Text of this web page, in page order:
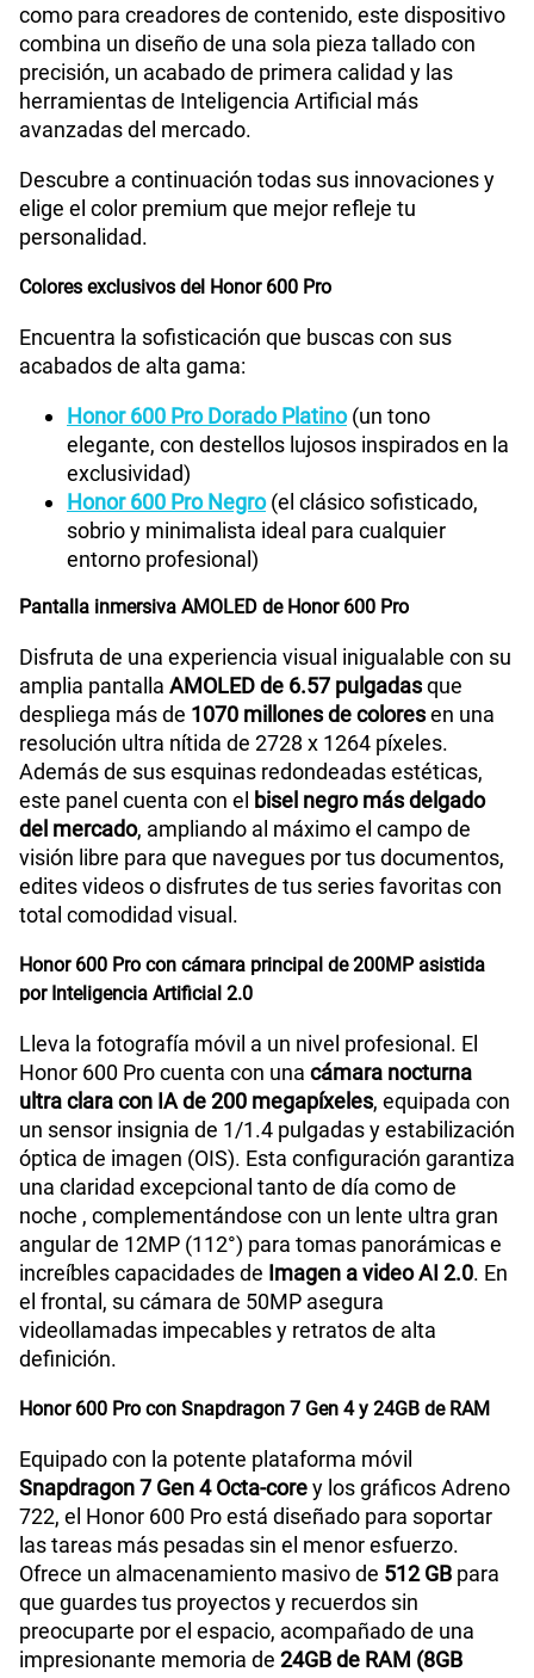
como para creadores de contenido, este dispositivo
combina un diseño de una sola pieza tallado con
precisión, un acabado de primera calidad y las
herramientas de Inteligencia Artificial más
avanzadas del mercado.
Descubre a continuación todas sus innovaciones y
elige el color premium que mejor refleje tu
personalidad.
Colores exclusivos del Honor 600 Pro
Encuentra la sofisticación que buscas con sus
acabados de alta gama:
Honor 600 Pro Dorado Platino(un tono
elegante, con destellos lujosos inspirados en la
exclusividad)
Honor 600 Pro Negro(el clásico sofisticado,
sobrio y minimalista ideal para cualquier
entorno profesional)
Pantalla inmersiva AMOLED de Honor 600 Pro
Disfruta de una experiencia visual inigualable con su
amplia pantalla AMOLED de 6.57 pulgadasque
despliega más de 1070 millones de coloresen una
resolución ultra nítida de 2728 x 1264 píxeles.
Además de sus esquinas redondeadas estéticas,
este panel cuenta con el bisel negro más delgado
del mercado, ampliando al máximo el campo de
visión libre para que navegues por tus documentos,
edites videos o disfrutes de tus series favoritas con
total comodidad visual.
Honor 600 Pro con cámara principal de 200MP asistida
por Inteligencia Artificial 2.0
Lleva la fotografía móvil a un nivel profesional. El
Honor 600 Pro cuenta con una cámara nocturna
ultra clara con IA de 200 megapíxeles, equipada con
un sensor insignia de 1/1.4 pulgadas y estabilización
óptica de imagen (OIS). Esta configuración garantiza
una claridad excepcional tanto de día como de
noche , complementándose con un lente ultra gran
angular de 12MP (112°) para tomas panorámicas e
increíbles capacidades de Imagen a video AI 2.0. En
el frontal, su cámara de 50MP asegura
videollamadas impecables y retratos de alta
definición.
Honor 600 Pro con Snapdragon 7 Gen 4 y 24GB de RAM
Equipado con la potente plataforma móvil
Snapdragon 7 Gen 4 Octa-corey los gráficos Adreno
722, el Honor 600 Pro está diseñado para soportar
las tareas más pesadas sin el menor esfuerzo.
Ofrece un almacenamiento masivo de 512 GB para
que guardes tus proyectos y recuerdos sin
preocuparte por el espacio, acompañado de una
impresionante memoria de 24GB de RAM (8GB